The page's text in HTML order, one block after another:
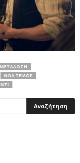
ΜΕΤΑΔΟΣΗ
ΝΌΑ ΤΈΙΛΟΡ